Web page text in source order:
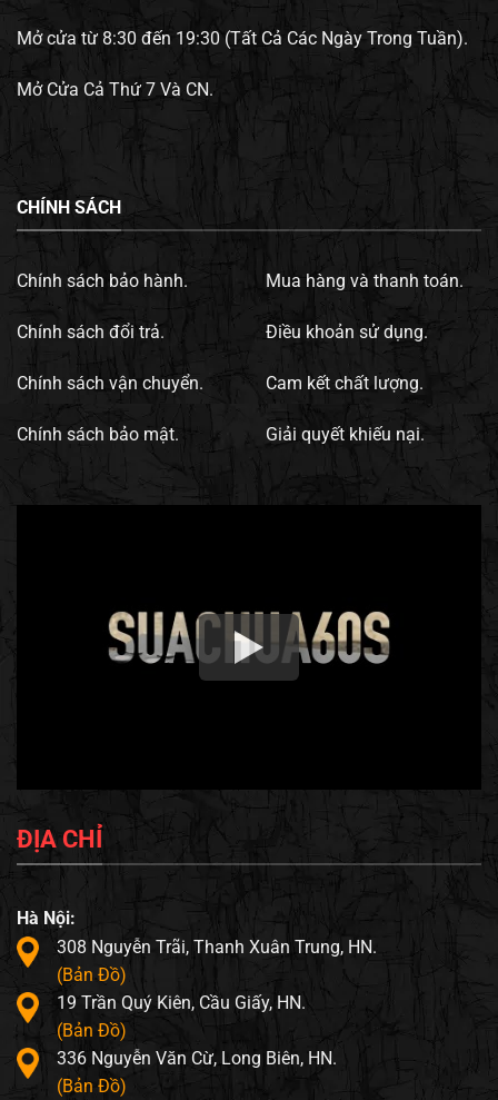
Mở cửa từ 8:30 đến 19:30 (Tất Cả Các Ngày Trong Tuần).
Mở Cửa Cả Thứ 7 Và CN.
CHÍNH SÁCH
Chính sách bảo hành.
Chính sách đổi trả.
Chính sách vận chuyển.
Chính sách bảo mật.
Mua hàng và thanh toán.
Điều khoản sử dụng.
Cam kết chất lượng.
Giải quyết khiếu nại.
ĐỊA CHỈ
Hà Nội:
308 Nguyễn Trãi, Thanh Xuân Trung, HN.
(Bản Đồ)
19 Trần Quý Kiên, Cầu Giấy, HN.
(Bản Đồ)
336 Nguyễn Văn Cừ, Long Biên, HN.
(Bản Đồ)